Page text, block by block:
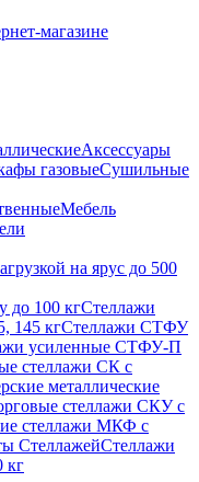
магазине
Аксессуары
газовыеСушильные
Мебель
на ярус до 500
до 100 кгСтеллажи
145 кгСтеллажи СТФУ
усиленные СТФУ-П
стеллажи СК с
металлические
стеллажи СКУ с
стеллажи МКФ с
СтеллажейСтеллажи
кг